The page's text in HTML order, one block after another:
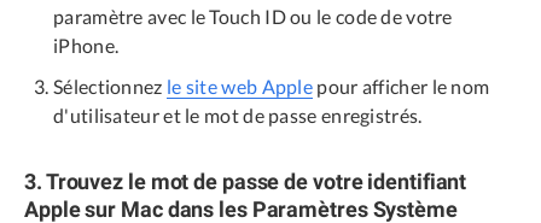
paramètre avec le Touch ID ou le code de votre
iPhone.
Sélectionnez le site web Apple pour afficher le nom
d'utilisateur et le mot de passe enregistrés.
3. Trouvez le mot de passe de votre identifiant
Apple sur Mac dans les Paramètres Système